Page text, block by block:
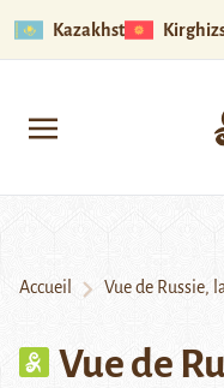
Kazakhstan
Accueil Vue de Russie,
Vue de